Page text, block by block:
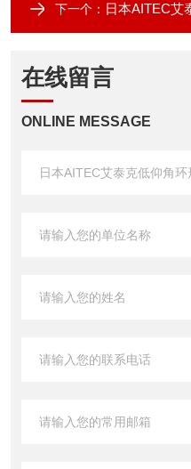
下一个： 日本AITEC艾
在线留言
ONLINE MESSAGE